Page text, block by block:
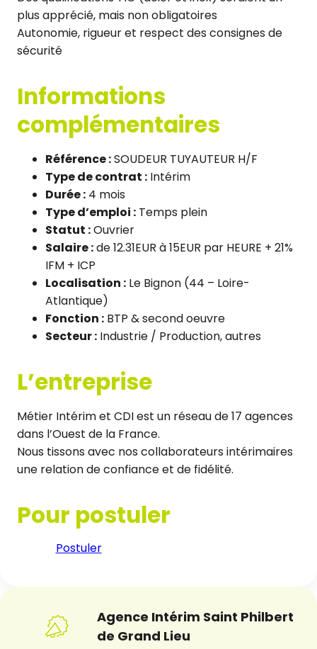
plus apprécié, mais non obligatoires
Autonomie, rigueur et respect des consignes de
sécurité
Informations
complémentaires
Référence :SOUDEUR TUYAUTEUR H/F
Type de contrat : Intérim
Durée : 4 mois
Type d’emploi : Temps plein
Statut :Ouvrier
Salaire :de 12.31EUR à 15EUR par HEURE + 21%
IFM + ICP
Localisation : Le Bignon (44 – Loire-
Atlantique)
Fonction : BTP & second oeuvre
Secteur : Industrie / Production, autres
L’entreprise
Métier Intérim et CDI est un réseau de 17 agences
dans l’Ouest de la France.
Nous tissons avec nos collaborateurs intérimaires
une relation de confiance et de fidélité.
Pour postuler
Postuler
Agence Intérim Saint Philbert
de Grand Lieu